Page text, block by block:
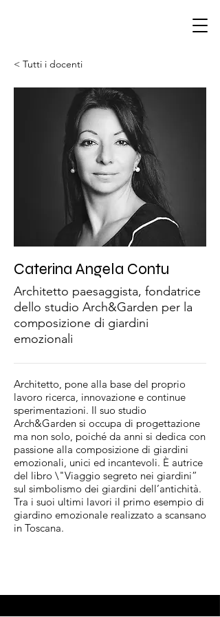
< Tutti i docenti
Caterina Angela Contu
Architetto paesaggista, fondatrice
dello studio Arch&Garden per la
composizione di giardini
emozionali
Architetto, pone alla base del proprio
lavoro ricerca, innovazione e continue
sperimentazioni. Il suo studio
Arch&Garden si occupa di progettazione
ma non solo, poiché da anni si dedica con
passione alla composizione di giardini
emozionali, unici ed incantevoli. È autrice
del libro \"Viaggio segreto nei giardini”
sul simbolismo dei giardini dell’antichità.
Tra i suoi ultimi lavori il primo esempio di
giardino emozionale realizzato a scansano
in Toscana.